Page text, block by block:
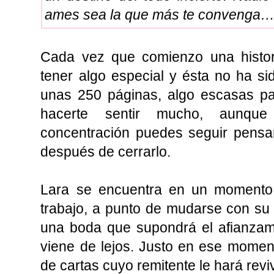
ames sea la que más te
Cada vez que comienzo una
tener algo especial y ésta no ha
unas 250 páginas, algo escasas
hacerte sentir mucho,
concentración puedes seguir
después de cerrarlo.
Lara se encuentra en un
trabajo, a punto de mudarse con
una boda que supondrá el
viene de lejos. Justo en ese
de cartas cuyo remitente le hará